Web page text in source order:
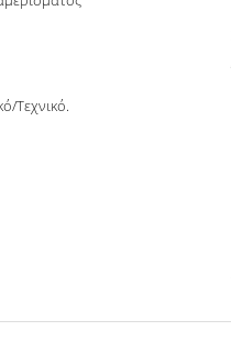
Τεχνικό.